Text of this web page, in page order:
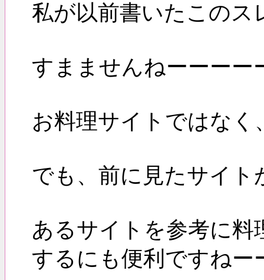
私が以前書いたこのス
すまませんねーーーー
お料理サイトではな
でも、前に見たサイ
あるサイトを参考に
するにも便利ですねー